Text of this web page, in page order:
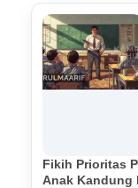
Fikih Prioritas
Anak Kandung